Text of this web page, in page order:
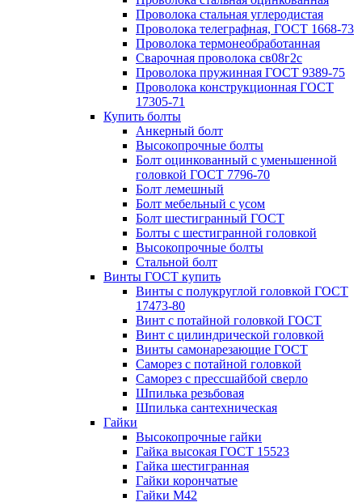
Проволока стальная углеродистая
Проволока телеграфная, ГОСТ 1668-73
Проволока термонеобработанная
Сварочная проволока св08г2с
Проволока пружинная ГОСТ 9389-75
Проволока конструкционная ГОСТ
17305-71
Купить болты
Анкерный болт
Высокопрочные болты
Болт оцинкованный с уменьшенной
головкой ГОСТ 7796-70
Болт лемешный
Болт мебельный с усом
Болт шестигранный ГОСТ
Болты с шестигранной головкой
Высокопрочные болты
Стальной болт
Винты ГОСТ купить
Винты с полукруглой головкой ГОСТ
17473-80
Винт с потайной головкой ГОСТ
Винт с цилиндрической головкой
Винты самонарезающие ГОСТ
Саморез с потайной головкой
Саморез с прессшайбой сверло
Шпилька резьбовая
Шпилька сантехническая
Гайки
Высокопрочные гайки
Гайка высокая ГОСТ 15523
Гайка шестигранная
Гайки корончатые
Гайки М42